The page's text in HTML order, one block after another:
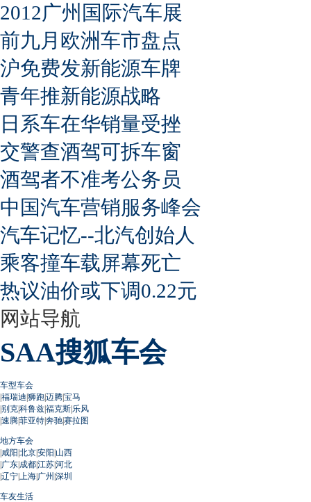
2012广州国际汽车展
前九月欧洲车市盘点
沪免费发新能源车牌
青年推新能源战略
日系车在华销量受挫
交警查酒驾可拆车窗
酒驾者不准考公务员
中国汽车营销服务峰会
汽车记忆--北汽创始人
乘客撞车载屏幕死亡
热议油价或下调0.22元
网站导航
SAA搜狐车会
车型车会
|福瑞迪|狮跑|迈腾|宝马
|别克|科鲁兹|福克斯|乐风
|速腾|菲亚特|奔驰|赛拉图
地方车会
|咸阳|北京|安阳|山西
|广东|成都|江苏|河北
|辽宁| 上海|广州 |深圳
车友生活